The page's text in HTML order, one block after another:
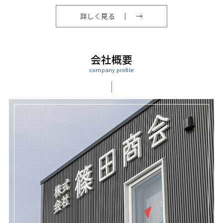
詳しく見る
会社概要